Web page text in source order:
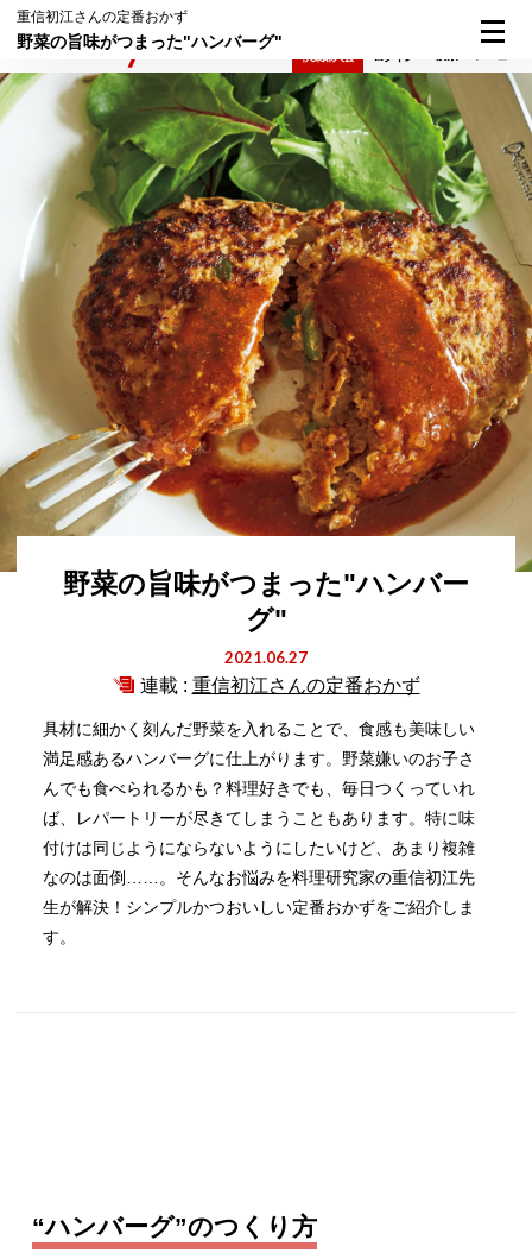
重信初江さんの定番おかず
野菜の旨味がつまった"ハンバーグ"
野菜の旨味がつまった"ハンバー
グ"
2021.06.27
連載 : 重信初江さんの定番おかず
具材に細かく刻んだ野菜を入れることで、食感も美味しい
満足感あるハンバーグに仕上がります。野菜嫌いのお子さ
んでも食べられるかも？料理好きでも、毎日つくっていれ
ば、レパートリーが尽きてしまうこともあります。特に味
付けは同じようにならないようにしたいけど、あまり複雑
なのは面倒……。そんなお悩みを料理研究家の重信初江先
生が解決！シンプルかつおいしい定番おかずをご紹介しま
す。
“ハンバーグ”のつくり方